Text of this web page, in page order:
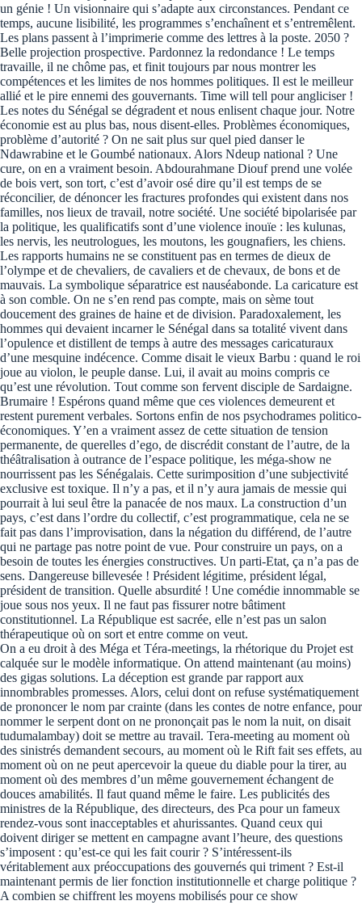
un génie ! Un visionnaire qui s’adapte aux circonstances. Pendant ce
temps, aucune lisibilité, les programmes s’enchaînent et s’entremêlent.
Les plans passent à l’imprimerie comme des lettres à la poste. 2050 ?
Belle projection prospective. Pardonnez la redondance ! Le temps
travaille, il ne chôme pas, et finit toujours par nous montrer les
compétences et les limites de nos hommes politiques. Il est le meilleur
allié et le pire ennemi des gouvernants. Time will tell pour angliciser !
Les notes du Sénégal se dégradent et nous enlisent chaque jour. Notre
économie est au plus bas, nous disent-elles. Problèmes économiques,
problème d’autorité ? On ne sait plus sur quel pied danser le
Ndawrabine et le Goumbé nationaux. Alors Ndeup national ? Une
cure, on en a vraiment besoin. Abdourahmane Diouf prend une volée
de bois vert, son tort, c’est d’avoir osé dire qu’il est temps de se
réconcilier, de dénoncer les fractures profondes qui existent dans nos
familles, nos lieux de travail, notre société. Une société bipolarisée par
la politique, les qualificatifs sont d’une violence inouïe : les kulunas,
les nervis, les neutrologues, les moutons, les gougnafiers, les chiens.
Les rapports humains ne se constituent pas en termes de dieux de
l’olympe et de chevaliers, de cavaliers et de chevaux, de bons et de
mauvais. La symbolique séparatrice est nauséabonde. La caricature est
à son comble. On ne s’en rend pas compte, mais on sème tout
doucement des graines de haine et de division. Paradoxalement, les
hommes qui devaient incarner le Sénégal dans sa totalité vivent dans
l’opulence et distillent de temps à autre des messages caricaturaux
d’une mesquine indécence. Comme disait le vieux Barbu : quand le roi
joue au violon, le peuple danse. Lui, il avait au moins compris ce
qu’est une révolution. Tout comme son fervent disciple de Sardaigne.
Brumaire ! Espérons quand même que ces violences demeurent et
restent purement verbales. Sortons enfin de nos psychodrames politico-
économiques. Y’en a vraiment assez de cette situation de tension
permanente, de querelles d’ego, de discrédit constant de l’autre, de la
théâtralisation à outrance de l’espace politique, les méga-show ne
nourrissent pas les Sénégalais. Cette surimposition d’une subjectivité
exclusive est toxique. Il n’y a pas, et il n’y aura jamais de messie qui
pourrait à lui seul être la panacée de nos maux. La construction d’un
pays, c’est dans l’ordre du collectif, c’est programmatique, cela ne se
fait pas dans l’improvisation, dans la négation du différend, de l’autre
qui ne partage pas notre point de vue. Pour construire un pays, on a
besoin de toutes les énergies constructives. Un parti-Etat, ça n’a pas de
sens. Dangereuse billevesée ! Président légitime, président légal,
président de transition. Quelle absurdité ! Une comédie innommable se
joue sous nos yeux. Il ne faut pas fissurer notre bâtiment
constitutionnel. La République est sacrée, elle n’est pas un salon
thérapeutique où on sort et entre comme on veut.
On a eu droit à des Méga et Téra-meetings, la rhétorique du Projet est
calquée sur le modèle informatique. On attend maintenant (au moins)
des gigas solutions. La déception est grande par rapport aux
innombrables promesses. Alors, celui dont on refuse systématiquement
de prononcer le nom par crainte (dans les contes de notre enfance, pour
nommer le serpent dont on ne prononçait pas le nom la nuit, on disait
tudumalambay) doit se mettre au travail. Tera-meeting au moment où
des sinistrés demandent secours, au moment où le Rift fait ses effets, au
moment où on ne peut apercevoir la queue du diable pour la tirer, au
moment où des membres d’un même gouvernement échangent de
douces amabilités. Il faut quand même le faire. Les publicités des
ministres de la République, des directeurs, des Pca pour un fameux
rendez-vous sont inacceptables et ahurissantes. Quand ceux qui
doivent diriger se mettent en campagne avant l’heure, des questions
s’imposent : qu’est-ce qui les fait courir ? S’intéressent-ils
véritablement aux préoccupations des gouvernés qui triment ? Est-il
maintenant permis de lier fonction institutionnelle et charge politique ?
A combien se chiffrent les moyens mobilisés pour ce show